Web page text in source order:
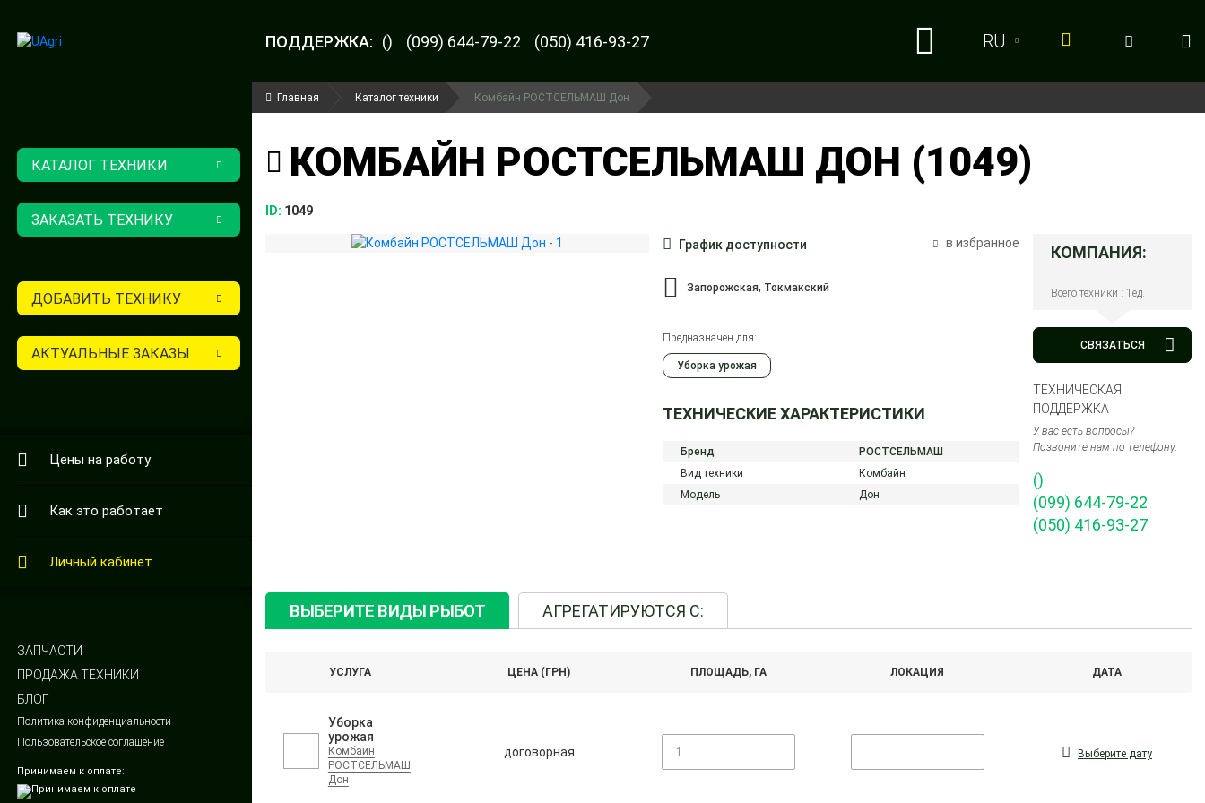
ПОДДЕРЖКА: () (099) 644-79-22 (050) 416-93-27
RU
КАТАЛОГ ТЕХНИКИ
ЗАКАЗАТЬ ТЕХНИКУ
ДОБАВИТЬ ТЕХНИКУ
АКТУАЛЬНЫЕ ЗАКАЗЫ
Цены на работу
Как это работает
Личный кабинет
ЗАПЧАСТИ
ПРОДАЖА ТЕХНИКИ
БЛОГ
Политика конфиденциальности
Пользовательское соглашение
Принимаем к оплате:
Главная Каталог техники Комбайн РОСТСЕЛЬМАШ Дон
КОМБАЙН РОСТСЕЛЬМАШ ДОН (1049)
ID: 1049
График доступности в избранное
Запорожская, Токмакский
Предназначен для:
Уборка урожая
ТЕХНИЧЕСКИЕ ХАРАКТЕРИСТИКИ
Бренд
РОСТСЕЛЬМАШ
Вид техники
Комбайн
Модель
Дон
КОМПАНИЯ:
Всего техники : 1ед.
СВЯЗАТЬСЯ
ТЕХНИЧЕСКАЯ
ПОДДЕРЖКА
У вас есть вопросы?
Позвоните нам по телефону:
()
(099) 644-79-22
(050) 416-93-27
ВЫБЕРИТЕ ВИДЫ РЫБОТ АГРЕГАТИРУЮТСЯ С:
УСЛУГА ЦЕНА (ГРН) ПЛОЩАДЬ, ГА ЛОКАЦИЯ ДАТА
Уборка
урожая
Комбайн
РОСТСЕЛЬМАШ
Дон
договорная Выберите дату